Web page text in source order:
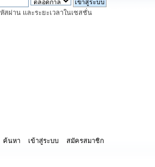
สผ่าน และระยะเวลาในเซสชั่น
ค้นหา เข้าสู่ระบบ สมัครสมาชิก